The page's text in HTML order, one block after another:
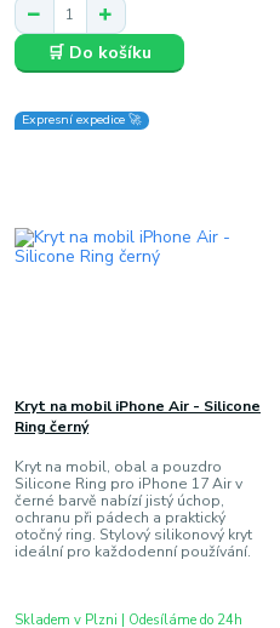
🛒 Do košíku
Expresní expedice 🚀
Kryt na mobil iPhone Air - Silicone
Ring černý
Kryt na mobil, obal a pouzdro
Silicone Ring pro iPhone 17 Air v
černé barvě nabízí jistý úchop,
ochranu při pádech a praktický
otočný ring. Stylový silikonový kryt
ideální pro každodenní používání.
Skladem v Plzni | Odesíláme do 24h